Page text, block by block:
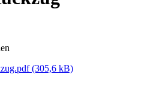
(305,6 kB)